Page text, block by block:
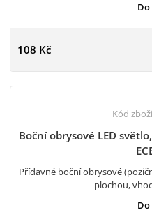
Do
108 Kč
Kód
Boční obrysové LED
Přídavné boční obrysové
plochou,
Do